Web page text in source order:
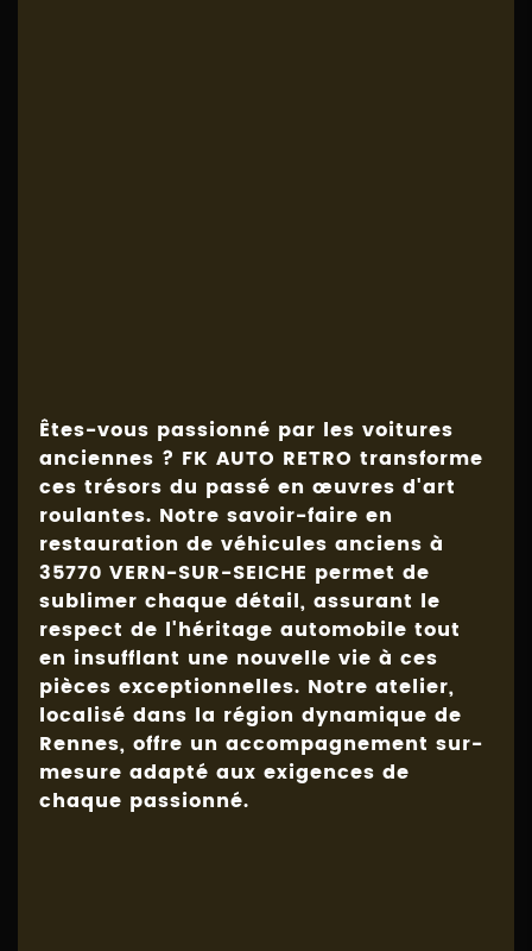
Êtes-vous passionné par les voitures
anciennes ? FK AUTO RETRO transforme
ces trésors du passé en œuvres d'art
roulantes. Notre savoir-faire en
restauration de véhicules anciens à
35770 VERN-SUR-SEICHE permet de
sublimer chaque détail, assurant le
respect de l'héritage automobile tout
en insufflant une nouvelle vie à ces
pièces exceptionnelles. Notre atelier,
localisé dans la région dynamique de
Rennes, offre un accompagnement sur-
mesure adapté aux exigences de
chaque passionné.